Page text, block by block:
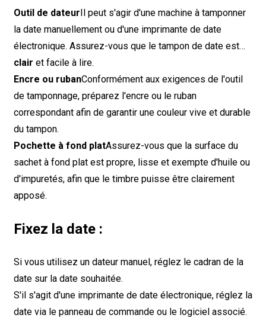
Outil de dateurIl peut s'agir d'une machine à tamponner
la date manuellement ou d'une imprimante de date
électronique. Assurez-vous que le tampon de date est…
clair et facile à lire.
Encre ou rubanConformément aux exigences de l'outil
de tamponnage, préparez l'encre ou le ruban
correspondant afin de garantir une couleur vive et durable
du tampon.
Pochette à fond platAssurez-vous que la surface du
sachet à fond plat est propre, lisse et exempte d'huile ou
d'impuretés, afin que le timbre puisse être clairement
apposé.
Fixez la date :
Si vous utilisez un dateur manuel, réglez le cadran de la
date sur la date souhaitée.
S'il s'agit d'une imprimante de date électronique, réglez la
date via le panneau de commande ou le logiciel associé.